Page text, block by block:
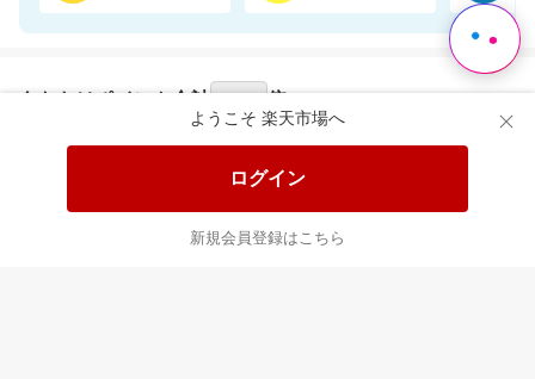
ようこそ 楽天市場へ
ログイン
新規会員登録はこちら
あなたはポイント 合計 倍